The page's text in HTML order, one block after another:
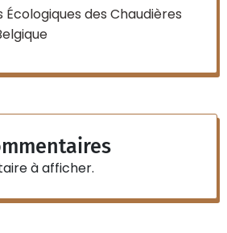
Écologiques des Chaudières
à afficher.